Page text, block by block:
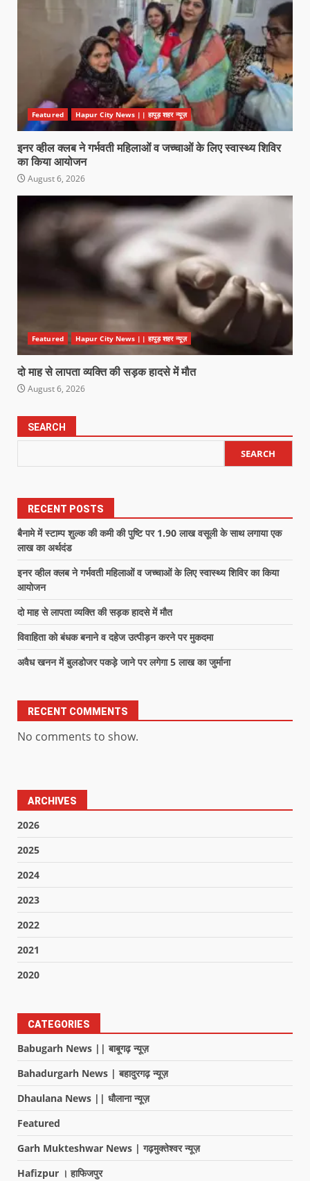
Featured Hapur City News || हापुड़ शहर न्यूज़
इनर व्हील क्लब ने गर्भवती महिलाओं व जच्चाओं के लिए स्वास्थ्य शिविर
का किया आयोजन
August 6, 2026
Featured Hapur City News || हापुड़ शहर न्यूज़
दो माह से लापता व्यक्ति की सड़क हादसे में मौत
August 6, 2026
SEARCH
SEARCH
RECENT POSTS
बैनामे में स्टाम्प शुल्क की कमी की पुष्टि पर 1.90 लाख वसूली के साथ लगाया एक
लाख का अर्थदंड
इनर व्हील क्लब ने गर्भवती महिलाओं व जच्चाओं के लिए स्वास्थ्य शिविर का किया
आयोजन
दो माह से लापता व्यक्ति की सड़क हादसे में मौत
विवाहिता को बंधक बनाने व दहेज उत्पीड़न करने पर मुकदमा
अवैध खनन में बुलडोजर पकड़े जाने पर लगेगा 5 लाख का जुर्माना
RECENT COMMENTS
No comments to show.
ARCHIVES
2026
2025
2024
2023
2022
2021
2020
CATEGORIES
Babugarh News || बाबूगढ़ न्यूज़
Bahadurgarh News | बहादुरगढ़ न्यूज़
Dhaulana News || धौलाना न्यूज़
Featured
Garh Mukteshwar News | गढ़मुक्तेश्वर न्यूज़
Hafizpur । हाफिजपुर